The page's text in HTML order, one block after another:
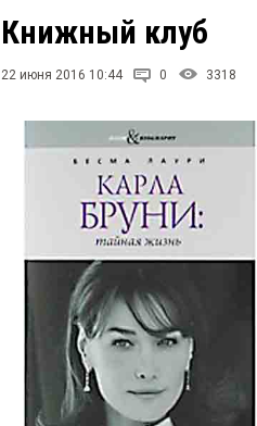
Книжный клуб
22 июня 2016 10:44 0 3318